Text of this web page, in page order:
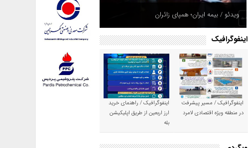
ویدئو / بیمه ایران؛ همپای زائران
اینفوگرافیک
اینفوگرافیک / مسیر پیشرفت
در منطقه ویژه اقتصادی لامرد
اینفوگرافیک / راهنمای خرید
ارز اربعین از طریق اپلیکیشن
بله